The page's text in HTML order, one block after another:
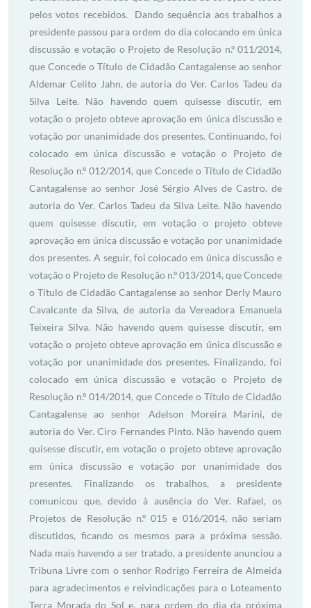
pelos votos recebidos. Dando sequência aos trabalhos a
presidente passou para ordem do dia colocando em única
discussão e votação o Projeto de Resolução n.º 011/2014,
que Concede o Título de Cidadão Cantagalense ao senhor
Aldemar Celito Jahn, de autoria do Ver. Carlos Tadeu da
Silva Leite. Não havendo quem quisesse discutir, em
votação o projeto obteve aprovação em única discussão e
votação por unanimidade dos presentes. Continuando, foi
colocado em única discussão e votação o Projeto de
Resolução n.º 012/2014, que Concede o Título de Cidadão
Cantagalense ao senhor José Sérgio Alves de Castro, de
autoria do Ver. Carlos Tadeu da Silva Leite. Não havendo
quem quisesse discutir, em votação o projeto obteve
aprovação em única discussão e votação por unanimidade
dos presentes. A seguir, foi colocado em única discussão e
votação o Projeto de Resolução n.º 013/2014, que Concede
o Título de Cidadão Cantagalense ao senhor Derly Mauro
Cavalcante da Silva, de autoria da Vereadora Emanuela
Teixeira Silva. Não havendo quem quisesse discutir, em
votação o projeto obteve aprovação em única discussão e
votação por unanimidade dos presentes. Finalizando, foi
colocado em única discussão e votação o Projeto de
Resolução n.º 014/2014, que Concede o Título de Cidadão
Cantagalense ao senhor Adelson Moreira Marini, de
autoria do Ver. Ciro Fernandes Pinto. Não havendo quem
quisesse discutir, em votação o projeto obteve aprovação
em única discussão e votação por unanimidade dos
presentes. Finalizando os trabalhos, a presidente
comunicou que, devido à ausência do Ver. Rafael, os
Projetos de Resolução n.º 015 e 016/2014, não seriam
discutidos, ficando os mesmos para a próxima sessão.
Nada mais havendo a ser tratado, a presidente anunciou a
Tribuna Livre com o senhor Rodrigo Ferreira de Almeida
para agradecimentos e reivindicações para o Loteamento
Terra Morada do Sol e, para ordem do dia da próxima